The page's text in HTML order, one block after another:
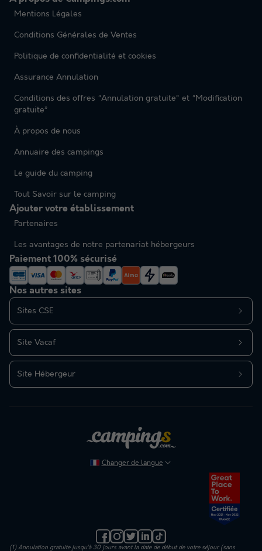
Nos autres sites
Sites CSE
Site Vacaf
Site Hébergeur
Mentions Légales
Conditions Générales de Ventes
Politique de confidentialité et cookies
Assurance Annulation
Conditions des offres “Annulation gratuite” et “Modification
gratuite”
À propos de nous
Annuaire des campings
Le guide du camping
Tout Savoir sur le camping
Ajouter votre établissement
Partenaires
Les avantages de notre partenariat hébergeurs
Paiement 100% sécurisé
Changer de langue
(1) Annulation gratuite jusqu’à 30 jours avant la date de début de votre séjour (sans